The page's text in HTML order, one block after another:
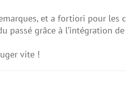
et a fortiori pour les
passé grâce à l’intégration
vite !